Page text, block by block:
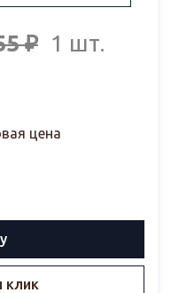
₽ 1 шт.
цена
клик